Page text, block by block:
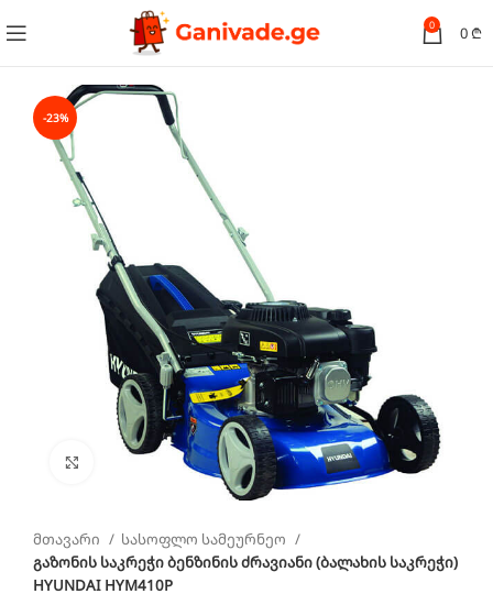
0 0 ₾
-23%
სურათის გადიდება
მთავარი
სასოფლო სამეურნეო
გაზონის საკრეჭი ბენზინის ძრავიანი (ბალახის საკრეჭი)
HYUNDAI HYM410P